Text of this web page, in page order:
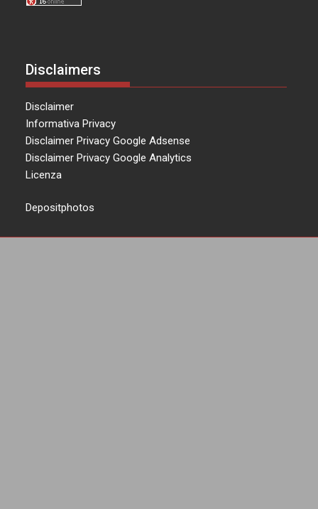
Disclaimers
Disclaimer
Informativa Privacy
Disclaimer Privacy Google Adsense
Disclaimer Privacy Google Analytics
Licenza
Depositphotos